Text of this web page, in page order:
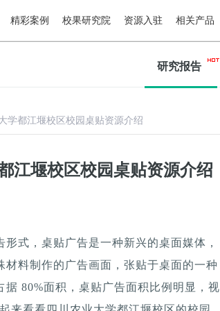
精彩案例 校果研究院 资源入驻 相关产品
研究报告
学都江堰校区校园桌贴资源介绍
江堰校区校园桌贴资源介绍
式，桌贴广告是一种新兴的桌面媒体，
料制作的广告画面，张贴于桌面的一种
80%面积，桌贴广告面积比例明显，视